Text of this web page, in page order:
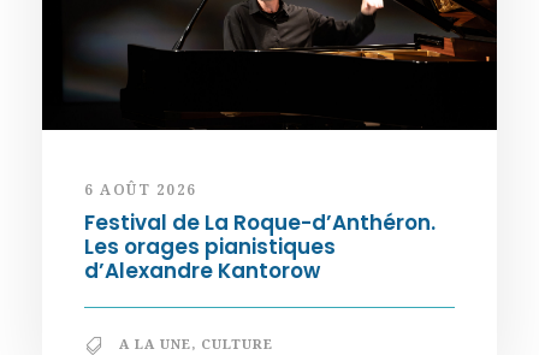
6 AOÛT 2026
Festival de La Roque-d’Anthéron.
Les orages pianistiques
d’Alexandre Kantorow
A LA UNE, CULTURE